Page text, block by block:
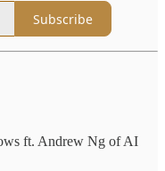
Subscribe
ft. Andrew Ng of AI